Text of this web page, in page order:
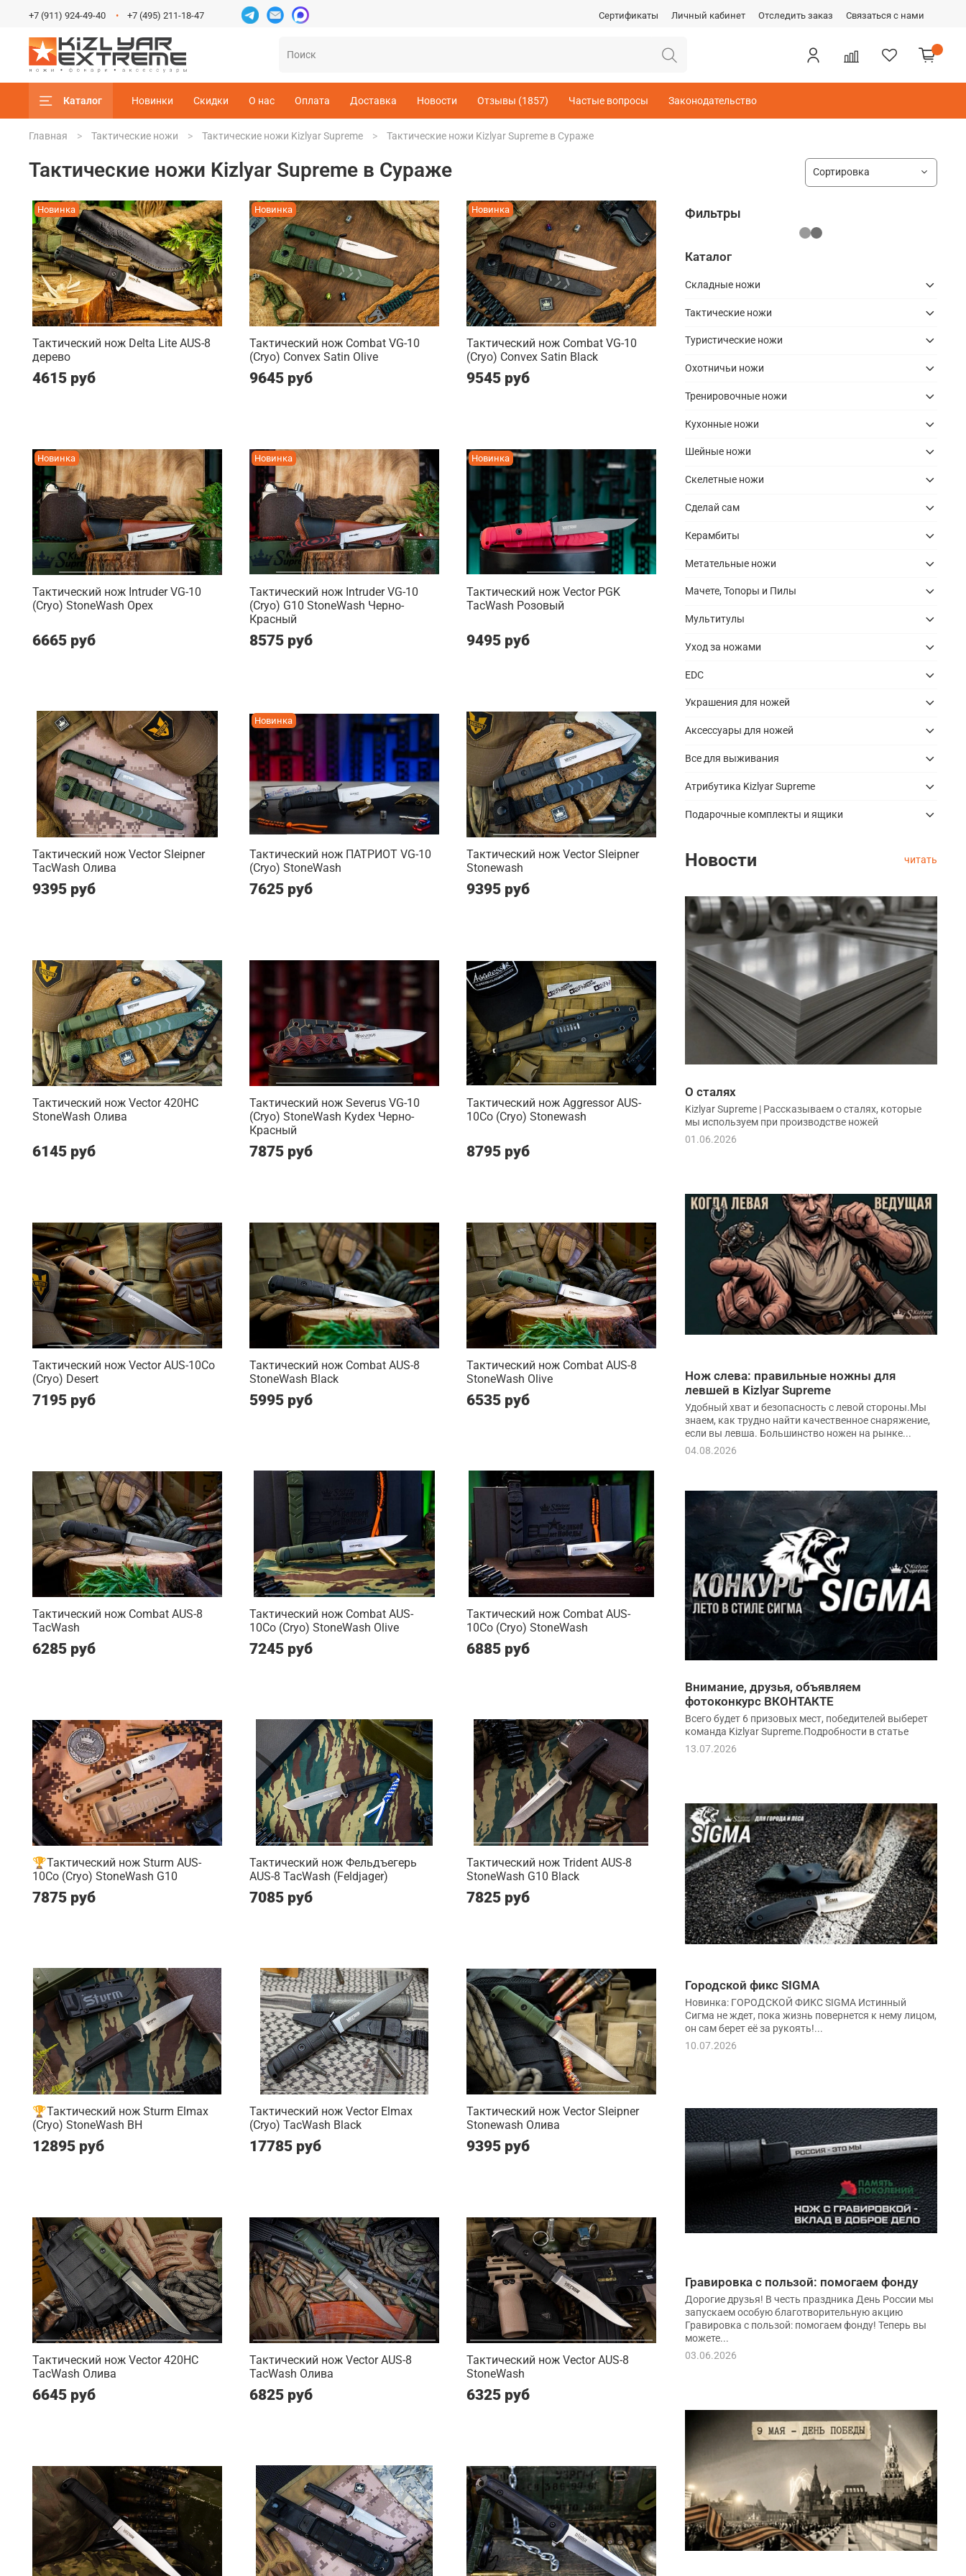
Сертификаты Личный кабинет Отследить заказ Связаться с нами
+7 (911) 924-49-40 +7 (495) 211-18-47
Каталог Новинки Скидки О нас Оплата Доставка Новости Отзывы (1857) Частые вопросы Законодательство
Главная Тактические ножи Тактические ножи Kizlyar Supreme Тактические ножи Kizlyar Supreme в Сураже
Тактические ножи Kizlyar Supreme в Сураже
Новинка
Тактический нож Delta Lite AUS-8
дерево
4615 руб
Новинка
Тактический нож Combat VG-10
(Cryo) Convex Satin Olive
9645 руб
Новинка
Тактический нож Combat VG-10
(Cryo) Convex Satin Black
9545 руб
Новинка
Тактический нож Intruder VG-10
(Cryo) StoneWash Орех
6665 руб
Новинка
Тактический нож Intruder VG-10
(Cryo) G10 StoneWash Черно-
Красный
8575 руб
Новинка
Тактический нож Vector PGK
TacWash Розовый
9495 руб
Тактический нож Vector Sleipner
TacWash Олива
9395 руб
Новинка
Тактический нож ПАТРИОТ VG-10
(Cryo) StoneWash
7625 руб
Тактический нож Vector Sleipner
Stonewash
9395 руб
Тактический нож Vector 420HC
StoneWash Олива
6145 руб
Тактический нож Severus VG-10
(Cryo) StoneWash Kydex Черно-
Красный
7875 руб
Тактический нож Aggressor AUS-
10Co (Cryo) Stonewash
8795 руб
Тактический нож Vector AUS-10Co
(Cryo) Desert
7195 руб
Тактический нож Combat AUS-8
StoneWash Black
5995 руб
Тактический нож Combat AUS-8
StoneWash Olive
6535 руб
Тактический нож Combat AUS-8
TacWash
6285 руб
Тактический нож Combat AUS-
10Co (Cryo) StoneWash Olive
7245 руб
Тактический нож Combat AUS-
10Co (Cryo) StoneWash
6885 руб
🏆Тактический нож Sturm AUS-
10Co (Cryo) StoneWash G10
7875 руб
Тактический нож Фельдъегерь
AUS-8 TacWash (Feldjager)
7085 руб
Тактический нож Trident AUS-8
StoneWash G10 Black
7825 руб
🏆Тактический нож Sturm Elmax
(Cryo) StoneWash BH
12895 руб
Тактический нож Vector Elmax
(Cryo) TacWash Black
17785 руб
Тактический нож Vector Sleipner
Stonewash Олива
9395 руб
Тактический нож Vector 420HC
TacWash Олива
6645 руб
Тактический нож Vector AUS-8
TacWash Олива
6825 руб
Тактический нож Vector AUS-8
StoneWash
6325 руб
Фильтры
Каталог
Складные ножи
Тактические ножи
Туристические ножи
Охотничьи ножи
Тренировочные ножи
Кухонные ножи
Шейные ножи
Скелетные ножи
Сделай сам
Керамбиты
Метательные ножи
Мачете, Топоры и Пилы
Мультитулы
Уход за ножами
EDC
Украшения для ножей
Аксессуары для ножей
Все для выживания
Атрибутика Kizlyar Supreme
Подарочные комплекты и ящики
Новости читать
О сталях
Kizlyar Supreme | Рассказываем о сталях, которые
мы используем при производстве ножей
01.06.2026
Нож слева: правильные ножны для
левшей в Kizlyar Supreme
Удобный хват и безопасность с левой стороны.Мы
знаем, как трудно найти качественное снаряжение,
если вы левша. Большинство ножен на рынке...
04.08.2026
Внимание, друзья, объявляем
фотоконкурс ВКОНТАКТЕ
Всего будет 6 призовых мест, победителей выберет
команда Kizlyar Supreme.Подробности в статье
13.07.2026
Городской фикс SIGMA
Новинка: ГОРОДСКОЙ ФИКС SIGMA Истинный
Сигма не ждет, пока жизнь повернется к нему лицом,
он сам берет её за рукоять!...
10.07.2026
Гравировка с пользой: помогаем фонду
Дорогие друзья! В честь праздника День России мы
запускаем особую благотворительную акцию
Гравировка с пользой: помогаем фонду! Теперь вы
можете...
03.06.2026